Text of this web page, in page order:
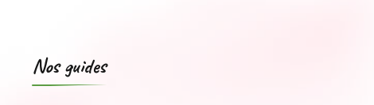
Nos guides